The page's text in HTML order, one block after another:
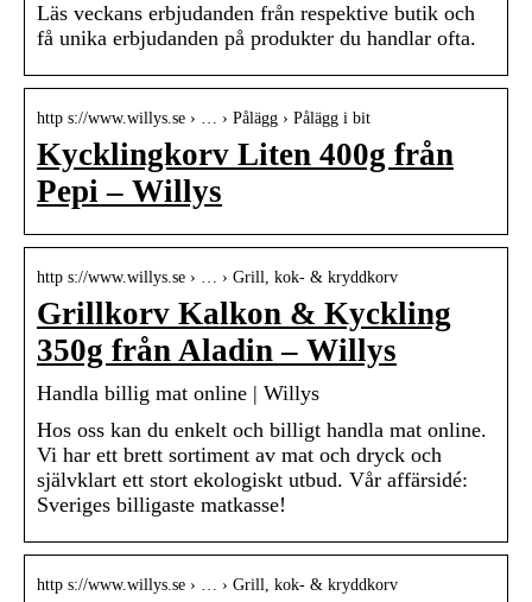
Läs veckans erbjudanden från respektive butik och
få unika erbjudanden på produkter du handlar ofta.
http s://www.willys.se › … › Pålägg › Pålägg i bit
Kycklingkorv Liten 400g från
Pepi – Willys
http s://www.willys.se › … › Grill, kok- & kryddkorv
Grillkorv Kalkon & Kyckling
350g från Aladin – Willys
Handla billig mat online | Willys
Hos oss kan du enkelt och billigt handla mat online.
Vi har ett brett sortiment av mat och dryck och
självklart ett stort ekologiskt utbud. Vår affärsidé:
Sveriges billigaste matkasse!
http s://www.willys.se › … › Grill, kok- & kryddkorv